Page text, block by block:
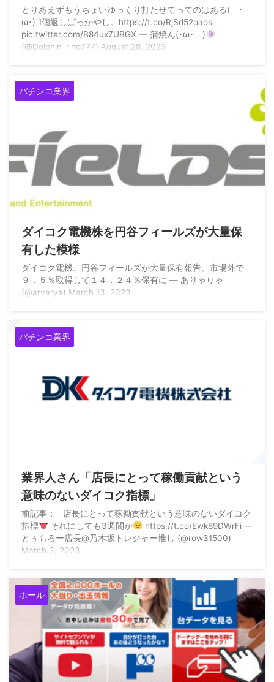
かコレ？
とりあえずもうちょいゆっくり打たせてってのはある( ･
ω･) 1個返しばっかやし。https://t.co/RjSd52oaos
pic.twitter.com/B84ux7UBGX — 蒲焼ん(･ω･ )
(@Dolphin_ring777) August 28, 2023
パチンコ業界
ダイコク電機株を円谷フィールズが大量保
有した模様
ダイコク電機、円谷フィールズが大量保有報告、市場外で
９．５％取得して１４．２４％保有に — ありゃりゃ
(@aryarya) March 13, 2023
パチンコ業界
業界人さん「店長にとって稼働貢献という
意味のないダイコク指標」
前記事： 店長にとって稼働貢献という意味のないダイコク
指標
それにしても3週間か
https://t.co/Ewk89DWrFi —
とぅもろー店長@乃木坂トレジャー推し (@row31500)
March 3, 2023
ホール